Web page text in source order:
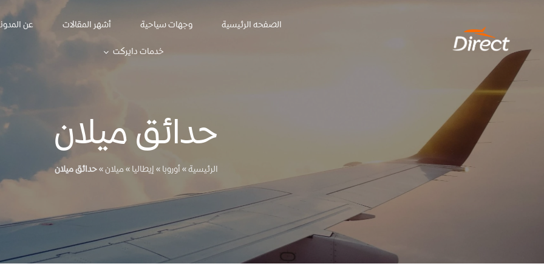
content
الصفحه الرئيسية وجهات سياحية أشهر المقالات
عن
خدمات دايركت
حدائق ميلان
الرئيسية»أوروبا»إيطاليا»ميلان»حدائق ميلان